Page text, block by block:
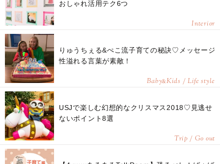
おしゃれ活用テク6つ
Interior
りゅうちぇる&ぺこ流子育ての秘訣♡メッセージ
性溢れる言葉が素敵！
Baby&Kids / Life style
USJで楽しむ幻想的なクリスマス2018♡見逃せ
ないポイント8選
Trip / Go out